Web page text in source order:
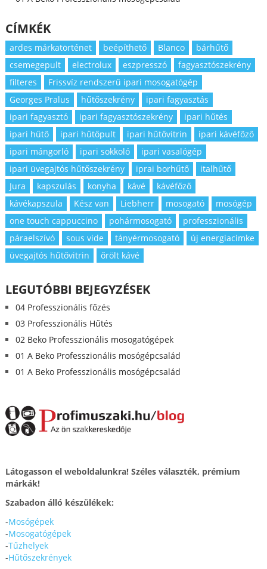
CÍMKÉK
ardes márkatörténet beépíthető Blanco
bárhűtő
csemegepult
electrolux eszpresszó
fagyasztószekrény
filteres
Frissvíz rendszerű ipari mosogatógép
Georges Pralus
hűtőszekrény
ipari fagyasztás
ipari fagyasztó
ipari fagyasztószekrény
ipari hűtés
ipari hűtő
ipari hűtőpult ipari hűtővitrin
ipari kávéfőző
ipari mángorló
ipari sokkoló
ipari vasalógép
ipari üvegajtós hűtőszekrény
iprai borhűtő
italhűtő
Jura
kapszulás konyha kávé
kávéfőző
kávékapszula
Kész van Liebherr mosogató
mosógép
one touch cappuccino
pohármosogató
professzionális
páraelszívó
sous vide tányérmosogató
új energiacimke
üvegajtós hűtővitrin
őrölt kávé
LEGUTÓBBI BEJEGYZÉSEK
04 Professzionális főzés
03 Professzionális Hűtés
02 Beko Professzionális mosogatógépek
01 A Beko Professzionális mosógépcsalád
01 A Beko Professzionális mosógépcsalád
Látogasson el weboldalunkra! Széles választék, prémium
márkák!
Szabadon álló készülékek:
-Mosógépek
-Mosogatógépek
-Tűzhelyek
-Hűtőszekrények